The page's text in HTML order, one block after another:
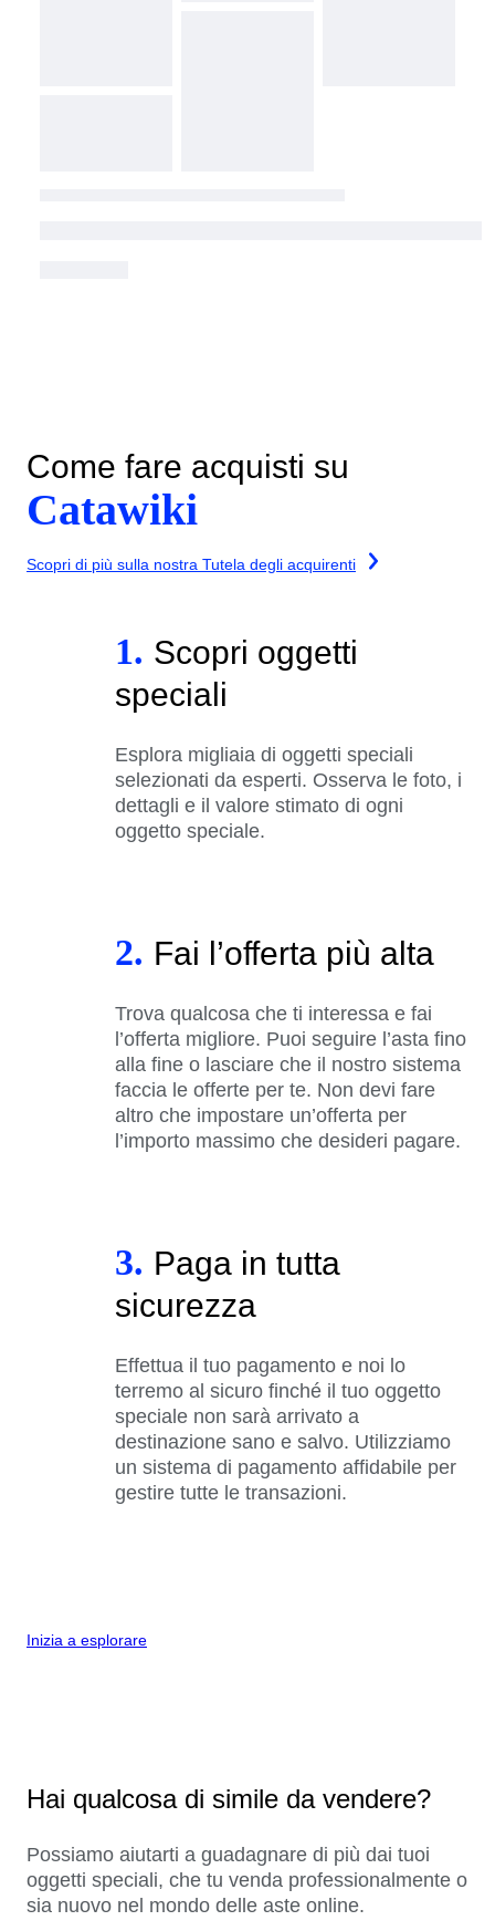
Come fare acquisti su
Catawiki
Scopri di più sulla nostra Tutela degli acquirenti
1. Scopri oggetti
speciali
Esplora migliaia di oggetti speciali
selezionati da esperti. Osserva le foto, i
dettagli e il valore stimato di ogni
oggetto speciale.
2. Fai l’offerta più alta
Trova qualcosa che ti interessa e fai
l’offerta migliore. Puoi seguire l’asta fino
alla fine o lasciare che il nostro sistema
faccia le offerte per te. Non devi fare
altro che impostare un’offerta per
l’importo massimo che desideri pagare.
3. Paga in tutta
sicurezza
Effettua il tuo pagamento e noi lo
terremo al sicuro finché il tuo oggetto
speciale non sarà arrivato a
destinazione sano e salvo. Utilizziamo
un sistema di pagamento affidabile per
gestire tutte le transazioni.
Inizia a esplorare
Hai qualcosa di simile da vendere?
Possiamo aiutarti a guadagnare di più dai tuoi
oggetti speciali, che tu venda professionalmente o
sia nuovo nel mondo delle aste online.